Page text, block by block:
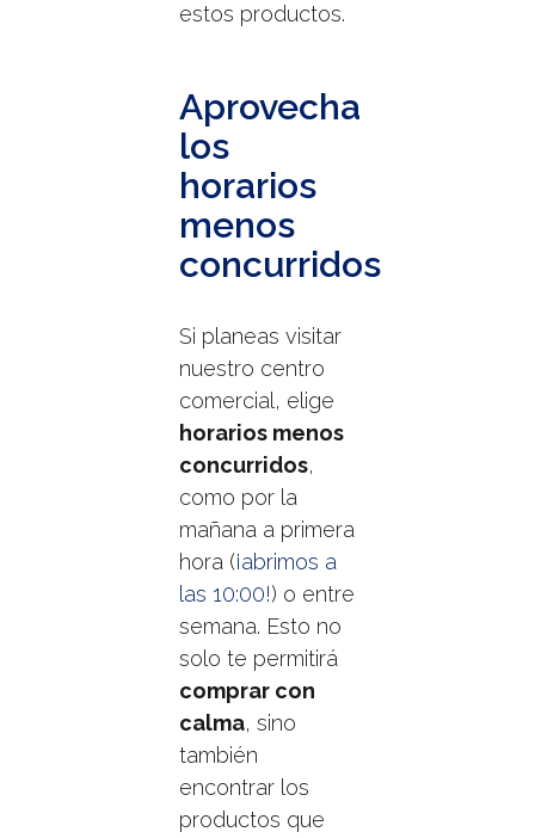
estos productos.
Aprovecha
los
horarios
menos
concurridos
Si planeas visitar
nuestro centro
comercial, elige
horarios menos
concurridos,
como por la
mañana a primera
hora (¡abrimos a
las 10:00!) o entre
semana. Esto no
solo te permitirá
comprar con
calma, sino
también
encontrar los
productos que